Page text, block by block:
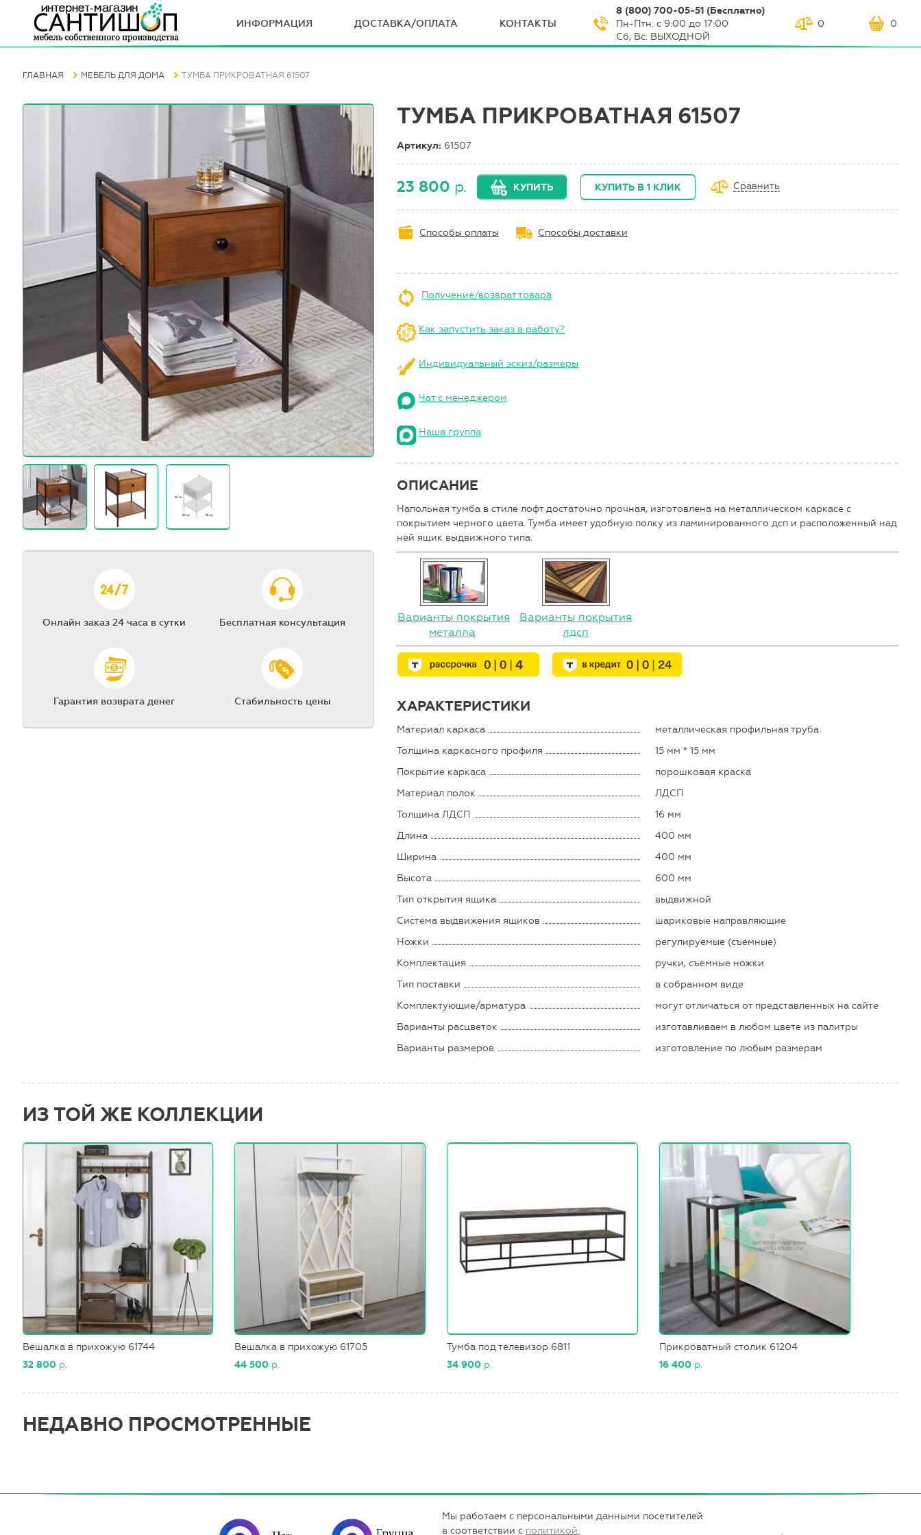
ИНФОРМАЦИЯ ДОСТАВКА/ОПЛАТА КОНТАКТЫ
8 (800) 700-05-51 (Бесплатно)
Пн-Птн: с 9:00 до 17:00
Сб, Вс: ВЫХОДНОЙ
0 0
ГЛАВНАЯ МЕБЕЛЬ ДЛЯ ДОМА ТУМБА ПРИКРОВАТНАЯ 61507
Онлайн заказ 24 часа в сутки Бесплатная консультация
Гарантия возврата денег Стабильность цены
ТУМБА ПРИКРОВАТНАЯ 61507
Артикул: 61507
23 800 р. КУПИТЬ КУПИТЬ В 1 КЛИК Сравнить
Способы оплаты Способы доставки
Получение/возврат товара
Как запустить заказ в работу?
Индивидуальный эскиз/размеры
Чат с менеджером
Наша группа
ОПИСАНИЕ
Напольная тумба в стиле лофт достаточно прочная, изготовлена на металлическом каркасе с
покрытием черного цвета. Тумба имеет удобную полку из ламинированного дсп и расположенный над
ней ящик выдвижного типа.
Варианты покрытия
металла
Варианты покрытия
лдсп
ХАРАКТЕРИСТИКИ
Материал каркаса
металлическая профильная труба
Толщина каркасного профиля
15 мм * 15 мм
Покрытие каркаса
порошковая краска
Материал полок
ЛДСП
Толщина ЛДСП
16 мм
Длина
400 мм
Ширина
400 мм
Высота
600 мм
Тип открытия ящика
выдвижной
Система выдвижения ящиков
шариковые направляющие
Ножки
регулируемые (съемные)
Комплектация
ручки, съемные ножки
Тип поставки
в собранном виде
Комплектующие/арматура
могут отличаться от представленных на сайте
Варианты расцветок
изготавливаем в любом цвете из палитры
Варианты размеров
изготовление по любым размерам
ИЗ ТОЙ ЖЕ КОЛЛЕКЦИИ
Вешалка в прихожую 61744
32 800 р.
Вешалка в прихожую 61705
44 500 р.
Тумба под телевизор 6811
34 900 р.
Прикроватный столик 61204
16 400 р.
НЕДАВНО ПРОСМОТРЕННЫЕ
Мы работаем с персональными данными посетителей
в соответствии с политикой.